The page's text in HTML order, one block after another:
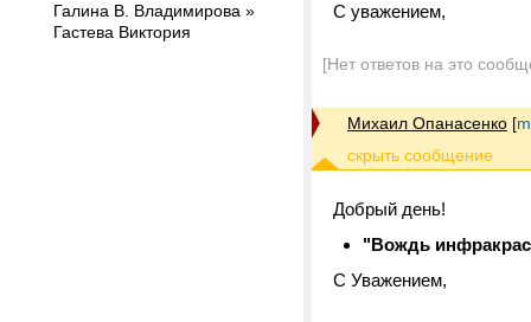
Галина В. Владимирова »
Гастева Виктория
С уважением,
[Нет ответов на это
Михаил Опанасенко [
Добрый день!
"Вождь
C Уважением,